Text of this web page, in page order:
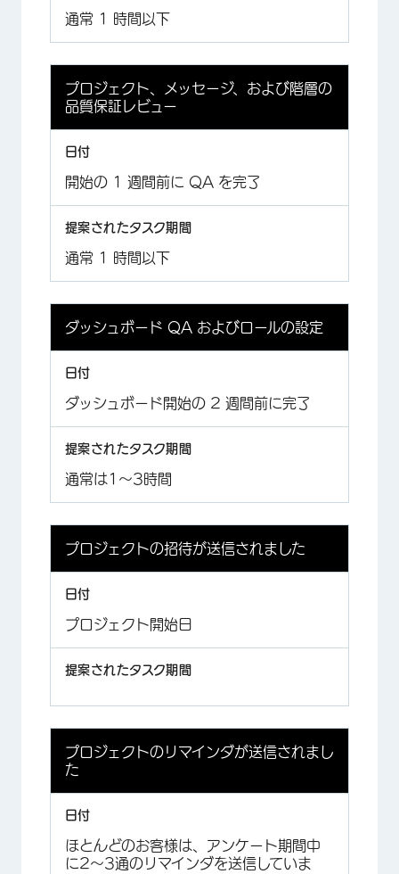
通常 1 時間以下
プロジェクト、メッセージ、および階層の
品質保証レビュー
開始の 1 週間前に QA を完了
通常 1 時間以下
ダッシュボード QA およびロールの設定
ダッシュボード開始の 2 週間前に完了
通常は1～3時間
プロジェクトの招待が送信されました
プロジェクト開始日
プロジェクトのリマインダが送信されまし
た
ほとんどのお客様は、アンケート期間中
に2～3通のリマインダを送信していま